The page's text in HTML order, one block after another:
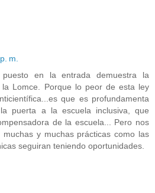
m.
en la entrada demuestra la
la Lomce. Porque lo peor de esta ley
que es profundamenta
puerta a la escuela inclusiva, que
de la escuela... Pero nos
y muchas prácticas como las
seguiran teniendo oportunidades.